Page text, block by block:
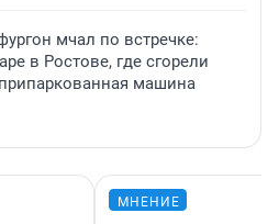
мчал по встречке:
в Ростове, где сгорели
машина
МНЕНИЕ